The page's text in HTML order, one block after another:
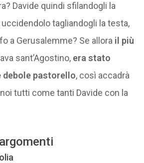
Davide quindi sfilandogli la
tagliandogli la testa,
a Gerusalemme? Se allora il più
sant’Agostino, era stato
debole pastorello, così accadrà
tutti come tanti Davide con la